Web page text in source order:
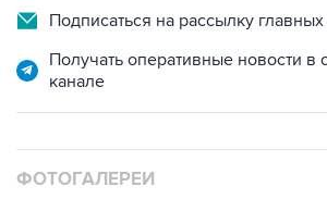
Подписаться на рассылку
Получать оперативные новости
канале
ФОТОГАЛЕРЕИ